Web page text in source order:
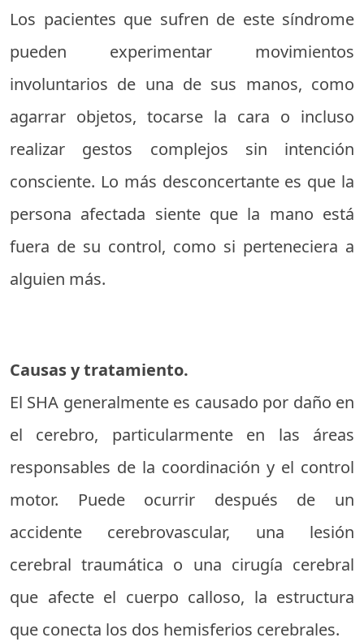
Los pacientes que sufren de este síndrome
pueden experimentar movimientos
involuntarios de una de sus manos, como
agarrar objetos, tocarse la cara o incluso
realizar gestos complejos sin intención
consciente. Lo más desconcertante es que la
persona afectada siente que la mano está
fuera de su control, como si perteneciera a
alguien más.
Causas y tratamiento.
El SHA generalmente es causado por daño en
el cerebro, particularmente en las áreas
responsables de la coordinación y el control
motor. Puede ocurrir después de un
accidente cerebrovascular, una lesión
cerebral traumática o una cirugía cerebral
que afecte el cuerpo calloso, la estructura
que conecta los dos hemisferios cerebrales.